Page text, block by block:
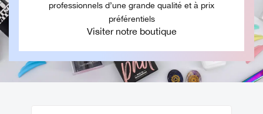
professionnels d’une grande qualité et à prix
préférentiels
Visiter notre boutique